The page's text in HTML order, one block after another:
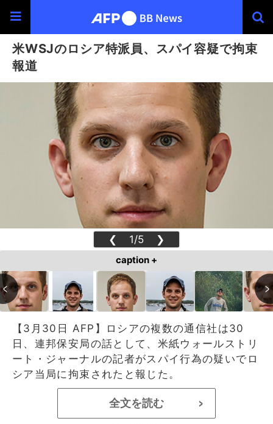
米WSJのロシア特派員、スパイ容疑で拘束
報道
❮ 1/5 ❯
caption +
【3月30日 AFP】ロシアの複数の通信社は30
日、連邦保安局の話として、米紙ウォールストリ
ート・ジャーナルの記者がスパイ行為の疑いでロ
シア当局に拘束されたと報じた。
全文を読む >